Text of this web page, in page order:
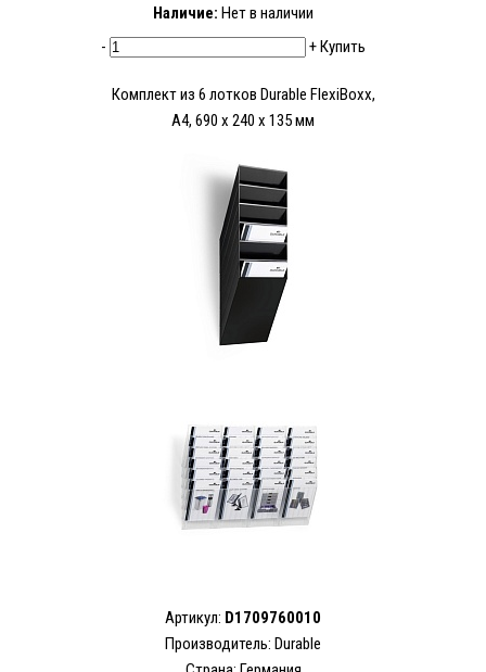
Наличие: Нет в наличии
-
+Купить
Комплект из 6 лотков Durable FlexiBoxx,
A4, 690 x 240 x 135 мм
Артикул: D1709760010
Производитель: Durable